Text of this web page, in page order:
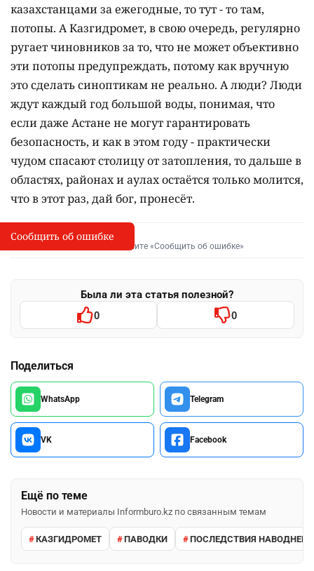
казахстанцами за ежегодные, то тут - то там,
потопы. А Казгидромет, в свою очередь, регулярно
ругает чиновников за то, что не может объективно
эти потопы предупреждать, потому как вручную
это сделать синоптикам не реально. А люди? Люди
ждут каждый год большой воды, понимая, что
если даже Астане не могут гарантировать
безопасность, и как в этом году - практически
чудом спасают столицу от затопления, то дальше в
областях, районах и аулах остаётся только молится,
что в этот раз, дай бог, пронесёт.
I
Сообщить об опечатке
Выделите фрагмент и нажмите «Сообщить об ошибке»
Была ли эта статья полезной?
0 0
Поделиться
WhatsApp Telegram
VK Facebook
Ещё по теме
Новости и материалы Informburo.kz по связанным темам
КАЗГИДРОМЕТ ПАВОДКИ ПОСЛЕДСТВИЯ
Сообщить об ошибке